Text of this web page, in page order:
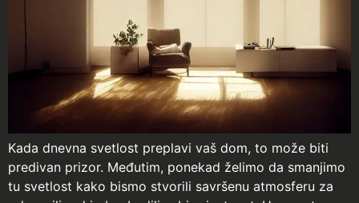
Kada dnevna svetlost preplavi vaš dom, to može biti
predivan prizor. Međutim, ponekad želimo da smanjimo
tu svetlost kako bismo stvorili savršenu atmosferu za